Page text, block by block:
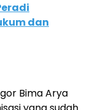
dan
Bima Arya